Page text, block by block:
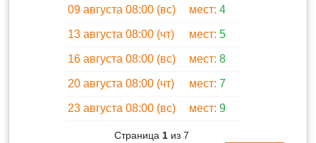
* Обед и покупка сувениров - 1 час 30 минут
* Переезд к пляжу - 10 минут
* Отдых на пляже - 1час 30 мин
* Возвращение на площадь Нахимова - 2 часа 00
мин, в отели туристы добираются самостоятельно
на городском транспорте или такси
09 августа 08:00 (вс) мест: 4
13 августа 08:00 (чт) мест: 5
16 августа 08:00 (вс) мест: 8
20 августа 08:00 (чт) мест: 7
23 августа 08:00 (вс) мест: 9
Страница 1 из 7